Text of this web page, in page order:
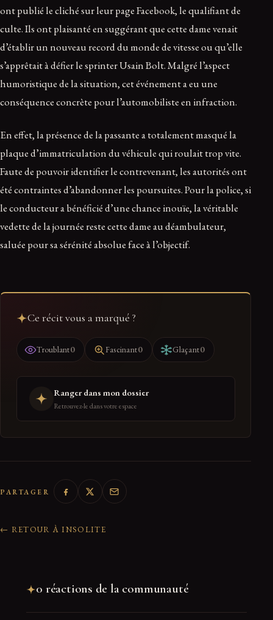
ont publié le cliché sur leur page Facebook, le qualifiant de
culte. Ils ont plaisanté en suggérant que cette dame venait
d’établir un nouveau record du monde de vitesse ou qu’elle
s’apprêtait à défier le sprinter Usain Bolt. Malgré l’aspect
humoristique de la situation, cet événement a eu une
conséquence concrète pour l’automobiliste en infraction.
En effet, la présence de la passante a totalement masqué la
plaque d’immatriculation du véhicule qui roulait trop vite.
Faute de pouvoir identifier le contrevenant, les autorités ont
été contraintes d’abandonner les poursuites. Pour la police, si
le conducteur a bénéficié d’une chance inouïe, la véritable
vedette de la journée reste cette dame au déambulateur,
saluée pour sa sérénité absolue face à l’objectif.
Ce récit vous a marqué ?
Troublant0 Fascinant0 Glaçant0
Ranger dans mon dossier
Retrouvez-le dans votre espace
PARTAGER
← RETOUR À INSOLITE
0 réactions de la communauté